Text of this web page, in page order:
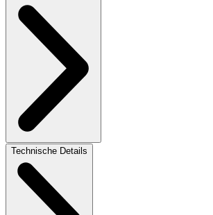
Technische Details